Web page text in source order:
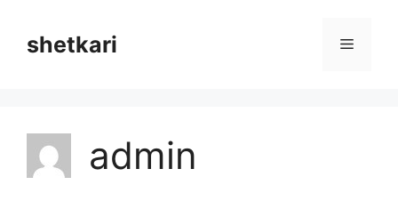
contentshetkari Menu
admin